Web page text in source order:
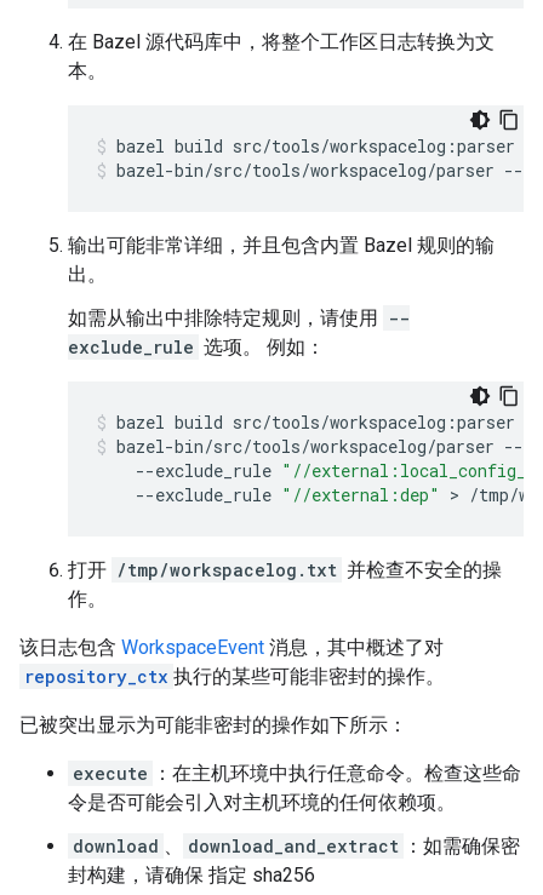
在 Bazel 源代码库中，将整个工作区日志转换为文
本。
bazel build src/tools/workspacelog:parser
bazel-bin/src/tools/workspacelog/parser --
输出可能非常详细，并且包含内置 Bazel 规则的输
出。
如需从输出中排除特定规则，请使用 --
exclude_rule 选项。 例如：
bazel build src/tools/workspacelog:parser
bazel-bin/src/tools/workspacelog/parser --
--exclude_rule "//
--exclude_rule "//external:dep" > /tmp/
打开 /tmp/workspacelog.txt 并检查不安全的操
作。
该日志包含 WorkspaceEvent 消息，其中概述了对
repository_ctx 执行的某些可能非密封的操作。
已被突出显示为可能非密封的操作如下所示：
execute
：在主机环境中执行任意命令。检查这些命
令是否可能会引入对主机环境的任何依赖项。
download 、 download_and_extract ：如需确保密
封构建，请确保 指定 sha256